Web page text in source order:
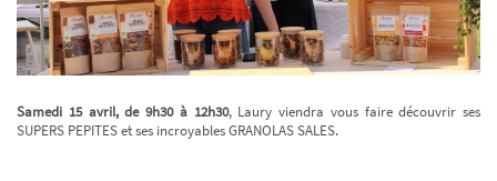
Samedi 15 avril, de 9h30 à 12h30, Laury viendra vous faire découvrir ses
SUPERS PEPITES et ses incroyables GRANOLAS SALES.